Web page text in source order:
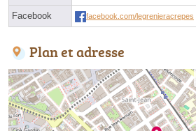
Facebook facebook.com/legrenieracrepes
Plan et adresse